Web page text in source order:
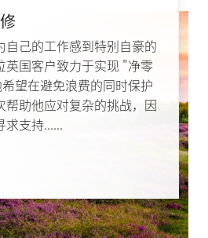
自己的工作感到特别自豪的
英国客户致力于实现 "净零
望在避免浪费的同时保护
帮助他应对复杂的挑战，因
求支持......